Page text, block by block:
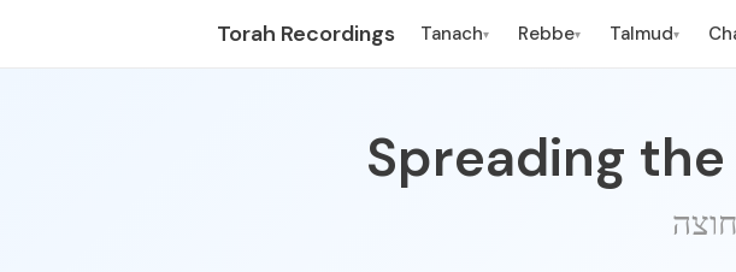
Torah Recordings Tanach▾ Rebbe▾ Talmud▾
Spreading